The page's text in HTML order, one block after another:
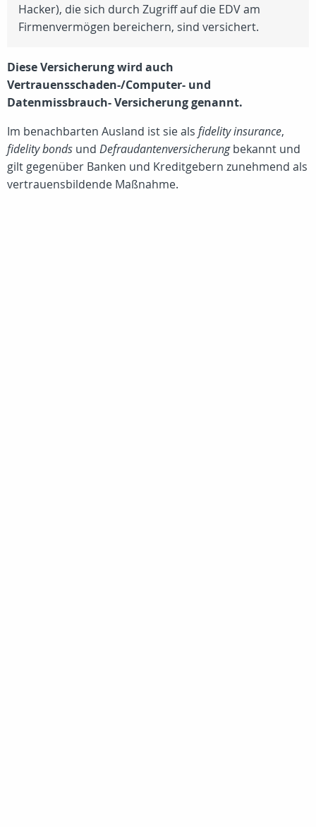
Hacker), die sich durch Zugriff auf die EDV am
Firmenvermögen bereichern, sind versichert.
Diese Versicherung wird auch
Vertrauensschaden-/Computer- und
Datenmissbrauch- Versicherung genannt.
Im benachbarten Ausland ist sie als fidelity insurance,
fidelity bonds und Defraudantenversicherungbekannt und
gilt gegenüber Banken und Kreditgebern zunehmend als
vertrauensbildende Maßnahme.